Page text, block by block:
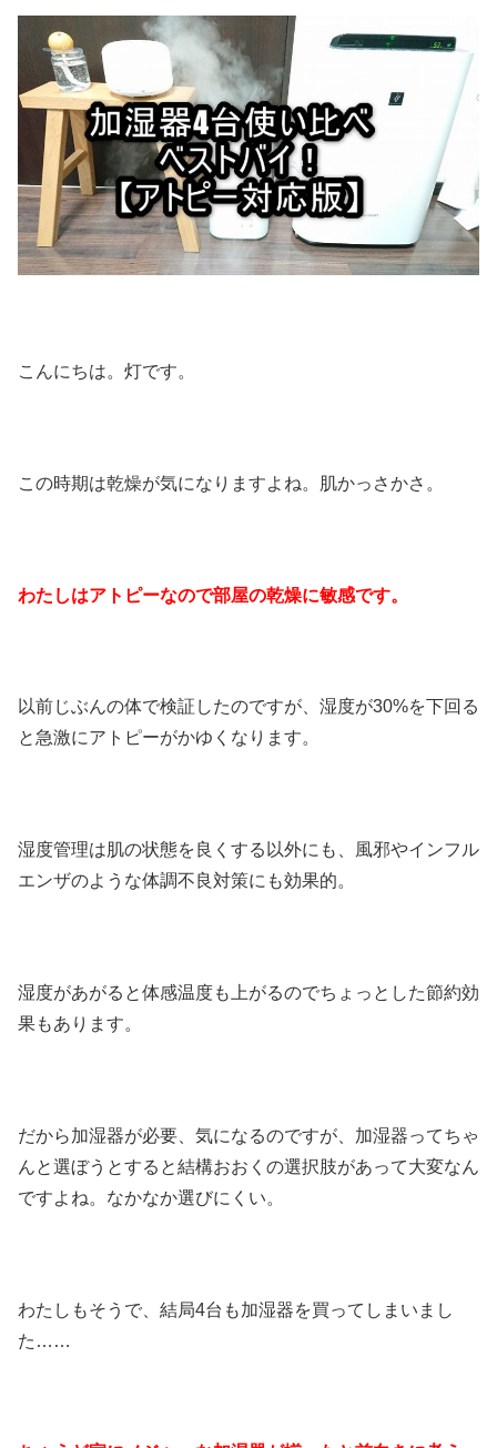
こんにちは。灯です。
この時期は乾燥が気になりますよね。肌かっさかさ。
わたしはアトピーなので部屋の乾燥に敏感です。
以前じぶんの体で検証したのですが、湿度が30%を下回る
と急激にアトピーがかゆくなります。
湿度管理は肌の状態を良くする以外にも、風邪やインフル
エンザのような体調不良対策にも効果的。
湿度があがると体感温度も上がるのでちょっとした節約効
果もあります。
だから加湿器が必要、気になるのですが、加湿器ってちゃ
んと選ぼうとすると結構おおくの選択肢があって大変なん
ですよね。なかなか選びにくい。
わたしもそうで、結局4台も加湿器を買ってしまいまし
た……